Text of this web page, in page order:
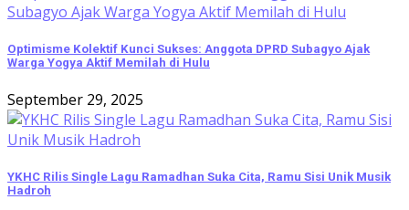
Optimisme Kolektif Kunci Sukses: Anggota DPRD Subagyo Ajak
Warga Yogya Aktif Memilah di Hulu
September 29, 2025
YKHC Rilis Single Lagu Ramadhan Suka Cita, Ramu Sisi Unik Musik
Hadroh